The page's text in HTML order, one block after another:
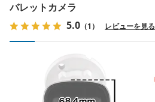
バレットカメラ
5.0 （1） レビューを見る